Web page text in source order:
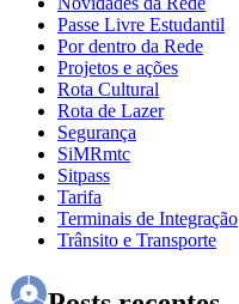
Passe Livre Estudantil
Por dentro da Rede
Projetos e ações
Rota Cultural
Rota de Lazer
Segurança
SiMRmtc
Sitpass
Tarifa
Terminais de Integração
Trânsito e Transporte